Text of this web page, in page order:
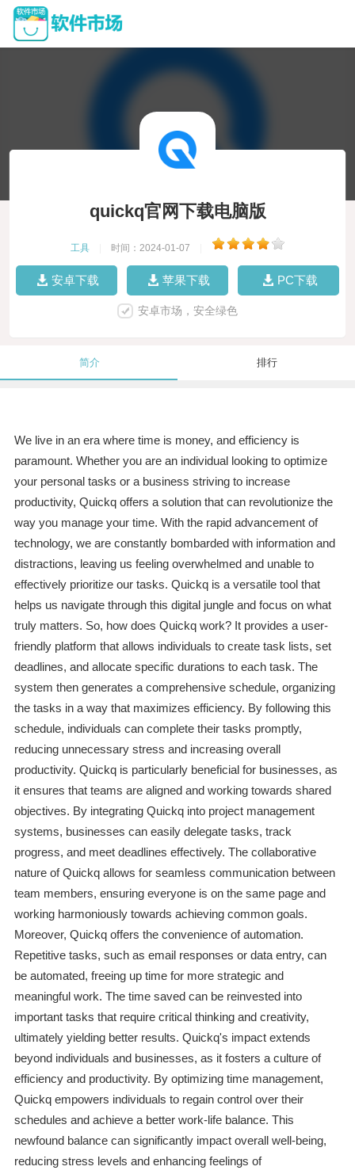
quickq官网下载电脑版
工具 时间：2024-01-07
安卓下载 苹果下载 PC下载
安卓市场，安全绿色
简介 排行
We live in an era where time is money, and efficiency is
paramount. Whether you are an individual looking to optimize
your personal tasks or a business striving to increase
productivity, Quickq offers a solution that can revolutionize the
way you manage your time. With the rapid advancement of
technology, we are constantly bombarded with information and
distractions, leaving us feeling overwhelmed and unable to
effectively prioritize our tasks. Quickq is a versatile tool that
helps us navigate through this digital jungle and focus on what
truly matters. So, how does Quickq work? It provides a user-
friendly platform that allows individuals to create task lists, set
deadlines, and allocate specific durations to each task. The
system then generates a comprehensive schedule, organizing
the tasks in a way that maximizes efficiency. By following this
schedule, individuals can complete their tasks promptly,
reducing unnecessary stress and increasing overall
productivity. Quickq is particularly beneficial for businesses, as
it ensures that teams are aligned and working towards shared
objectives. By integrating Quickq into project management
systems, businesses can easily delegate tasks, track
progress, and meet deadlines effectively. The collaborative
nature of Quickq allows for seamless communication between
team members, ensuring everyone is on the same page and
working harmoniously towards achieving common goals.
Moreover, Quickq offers the convenience of automation.
Repetitive tasks, such as email responses or data entry, can
be automated, freeing up time for more strategic and
meaningful work. The time saved can be reinvested into
important tasks that require critical thinking and creativity,
ultimately yielding better results. Quickq's impact extends
beyond individuals and businesses, as it fosters a culture of
efficiency and productivity. By optimizing time management,
Quickq empowers individuals to regain control over their
schedules and achieve a better work-life balance. This
newfound balance can significantly impact overall well-being,
reducing stress levels and enhancing feelings of